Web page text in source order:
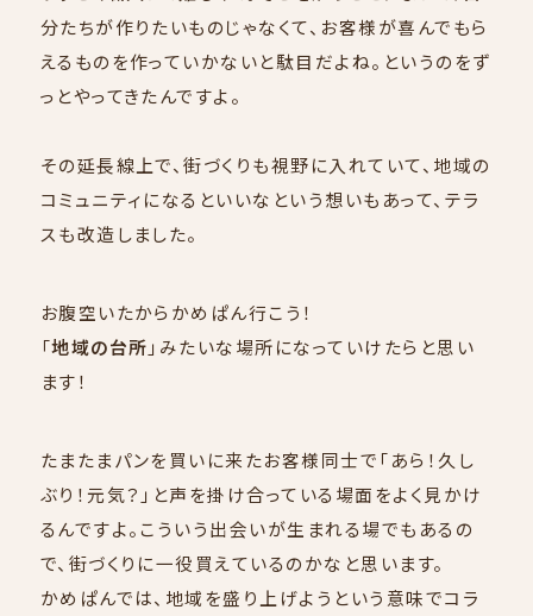
分たちが作りたいものじゃなくて、お客様が喜んでもら
えるものを作っていかないと駄目だよね。というのをず
っとやってきたんですよ。
その延長線上で、街づくりも視野に入れていて、地域の
コミュニティになるといいなという想いもあって、テラ
スも改造しました。
お腹空いたからかめぱん行こう！
「地域の台所 」みたいな場所になっていけたらと思い
ます！
たまたまパンを買いに来たお客様同士で「あら！久し
ぶり！元気？」と声を掛け合っている場面をよく見かけ
るんですよ。こういう出会いが生まれる場でもあるの
で、街づくりに一役買えているのかなと思います。
かめぱんでは、地域を盛り上げようという意味でコラ